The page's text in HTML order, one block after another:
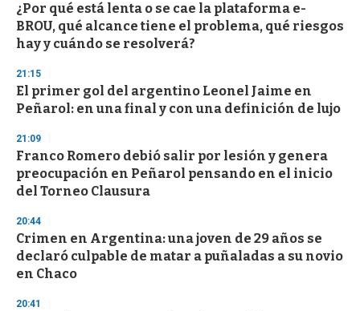
¿Por qué está lenta o se cae la plataforma e-
BROU, qué alcance tiene el problema, qué riesgos
hay y cuándo se resolverá?
21:15
El primer gol del argentino Leonel Jaime en
Peñarol: en una final y con una definición de lujo
21:09
Franco Romero debió salir por lesión y genera
preocupación en Peñarol pensando en el inicio
del Torneo Clausura
20:44
Crimen en Argentina: una joven de 29 años se
declaró culpable de matar a puñaladas a su novio
en Chaco
20:41